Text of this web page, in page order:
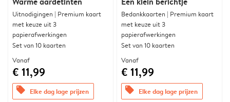
Uitnodigingen | Premium kaart
met keuze uit 3
papierafwerkingen
Set van 10 kaarten
Vanaf
€ 11,99
offers Elke dag lage prijzen
Bedankkaarten | Premium kaart
met keuze uit 3
papierafwerkingen
Set van 10 kaarten
Vanaf
€ 11,99
offers Elke dag lage prijzen